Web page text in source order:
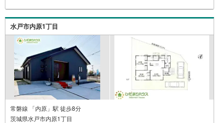
けで大丈夫です。■お忙しいときは現地待合せ＆現地解散で
きます。■平日のご見学希望大歓迎です！土浦市右籾 新築
戸建 荒川沖駅（徒歩23分） 右籾小学校（徒歩19分）
土浦第六中学校（徒歩29分）
水戸市内原1丁目
常磐線 「内原」駅 徒歩8分
茨城県水戸市内原1丁目